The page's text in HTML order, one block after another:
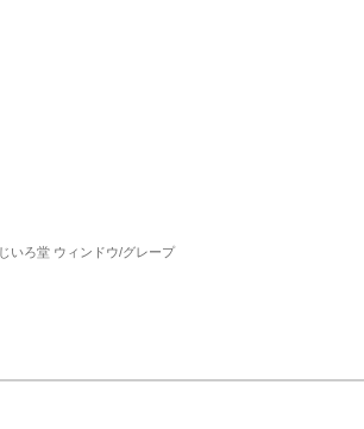
いろ堂 ウィンドウ/グレープ